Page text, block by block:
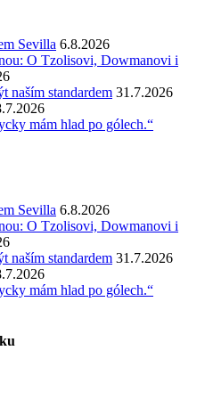
Sevilla 6.8.2026
O Tzolisovi, Dowmanovi i
naším standardem 31.7.2026
mám hlad po gólech.“
Sevilla 6.8.2026
O Tzolisovi, Dowmanovi i
naším standardem 31.7.2026
mám hlad po gólech.“